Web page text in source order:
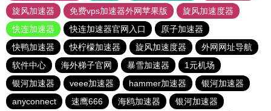
旋风加速器
免费vps加速器外网苹果版
旋风加速度器
快连加速器
快连加速器官网入口
原子加速器
快鸭加速器
快柠檬加速器 旋风加速度器
外网网址导航
软件中心
海外梯子官网 暴雪加速器
1元机场
银河加速器
veee加速器 hammer加速器
银河加速器
anyconnect
速鹰666 海鸥加速器
银河加速器